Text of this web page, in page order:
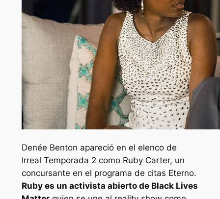
Denée Benton apareció en el elenco de
Irreal Temporada 2 como Ruby Carter, un
concursante en el programa de citas Eterno.
Ruby es un activista abierto de Black Lives